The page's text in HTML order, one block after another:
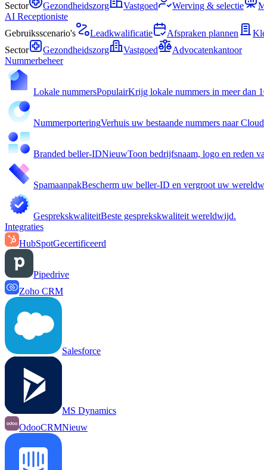
Sector
Gezondheidszorg Vastgoed Werving & selectie
AI Receptioniste
Gebruiksscenario's
Leadkwalificatie Afspraken plannen
Sector
Gezondheidszorg Vastgoed
Advocatenkantoor
Nummerbeheer
Lokale nummersPopulairKrijg lokale nummers in meer dan
NummerporteringVerhuis uw bestaande nummers naar
Branded beller-IDNieuwToon bedrijfsnaam, logo en reden
SpamaanpakBescherm uw beller-ID en vergroot uw
GesprekskwaliteitBeste gesprekskwaliteit wereldwijd.
Integraties
HubSpotGecertificeerd
Pipedrive
Zoho CRM
Salesforce
MS Dynamics
OdooCRMNieuw